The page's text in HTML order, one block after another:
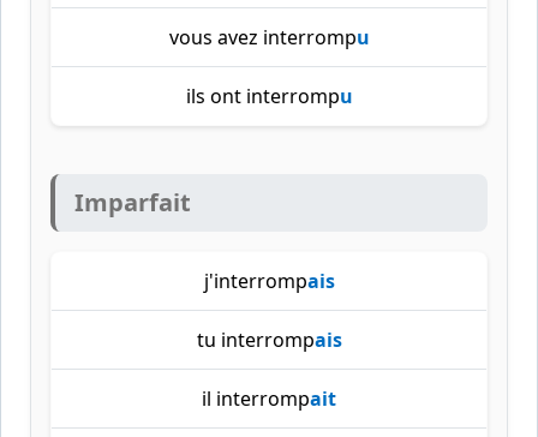
vous avez interrompu
ils ont interrompu
Imparfait
j'interrompais
tu interrompais
il interrompait